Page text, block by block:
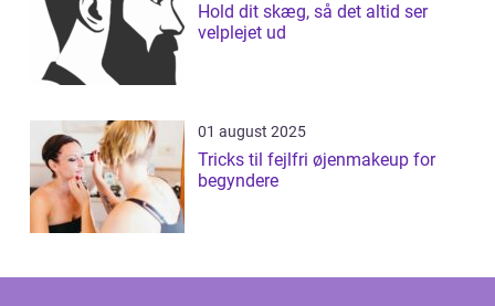
Hold dit skæg, så det altid ser
velplejet ud
01 august 2025
Tricks til fejlfri øjenmakeup for
begyndere